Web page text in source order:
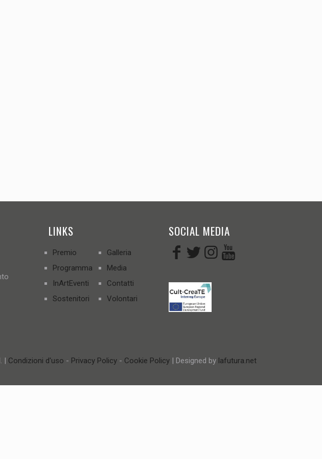
LINKS
Premio
Programma
InArtEventi
Sostenitori
Galleria
Media
Contatti
Volontari
SOCIAL MEDIA
| Condizioni d'uso - Privacy Policy - Cookie Policy | Designed by lafutura.net